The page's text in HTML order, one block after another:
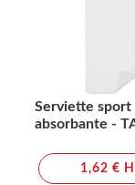
Serviette sport
absorbante -
1,62 €